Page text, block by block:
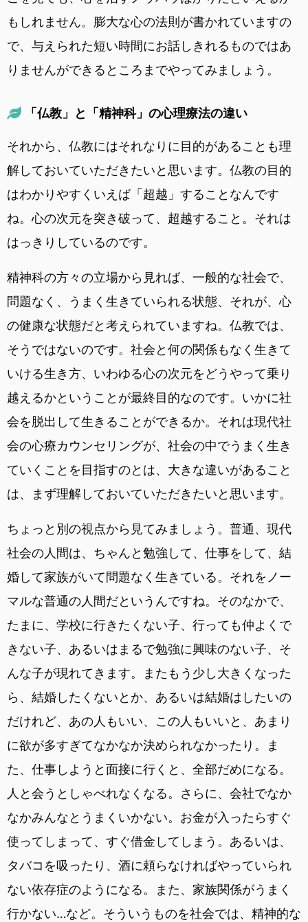
もしれません。膨大な心の法則が書かれていますの
で、与えられた短い時間にお話しきれるものではあ
りませんができるところまでやってみましょう。
「仏教」と「精神科」の心理療法の違い
それから、仏教にはそれなりに目的があることも理
解しておいていただきたいと思います。仏教の目的
はわかりやすくいえば「超越」することなんです
ね。心の次元を突き破って、超越すること。それは
はっきりしているのです。
精神科の方々の立場から見れば、一般的な社会で、
問題なく、うまく生きていられる状態、それが、心
の健康な状態だと考えられていますね。仏教では、
そうではないのです。社会と何の関係もなく生きて
いける生き方、いわゆる心の次元をどうやって乗り
越えるかということが最終目的なのです。いかに社
会を脱出して生きることができるか。それは現代社
会の心療カウンセリングが、社会の中でうまく生き
ていくことを目指すのとは、大きな違いがあること
は、まず理解しておいていただきたいと思います。
ちょっと別の視点から見てみましょう。普通、現代
社会の人間は、ちゃんと勉強して、仕事をして、結
婚して家族がいて問題なく生きている。それをノー
マルな普通の人間だというんですね。そのなかで、
たまに、学校に行きたくない子、行っても仲よくで
きない子、あるいはまるで勉強に興味のない子、そ
んな子が現れてきます。またもう少し大きくなった
ら、結婚したくないとか、あるいは結婚はしたいの
だけれど、あの人もいい、この人もいいと、あまり
に欲が多すぎてなかなか決められなかったり。ま
た、仕事しようと面接に行くと、全部だめになる。
人と会うとしゃべれなくなる。さらに、会社でなか
なかみんなとうまくいかない。お金が入ったらすぐ
使ってしまって、すぐ借金してしまう。あるいは、
タバコを吸ったり、酒に頼らなければやっていられ
ない依存症のようになる。また、家族関係がうまく
行かない…など。そういうものを社会では、精神的な